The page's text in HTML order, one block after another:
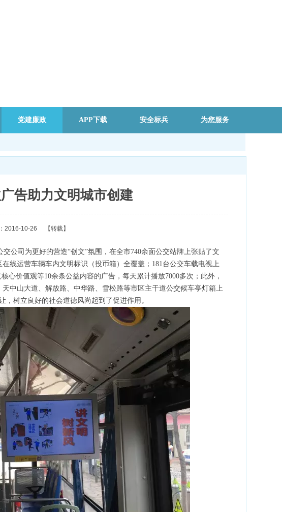
党建廉政 APP下载 安全标兵 为您服务
告助力文明城市创建
2016-10-26 【转载】
公司为更好的营造“创文”氛围，在全市740余面公交站牌上张贴了文
线运营车辆车内文明标识（投币箱）全覆盖；181台公交车载电视上
心价值观等10余条公益内容的广告，每天累计播放7000多次；此外，
中山大道、解放路、中华路、雪松路等市区主干道公交候车亭灯箱上
，树立良好的社会道德风尚起到了促进作用。